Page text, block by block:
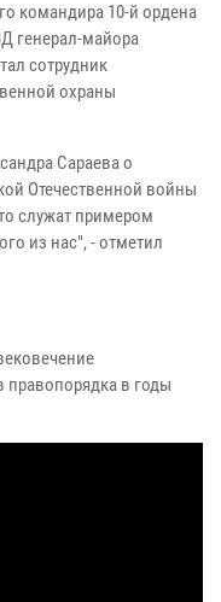
командира 10-й ордена
генерал-майора
сотрудник
охраны
Сараева о
Отечественной войны
служат примером
из нас", - отметил
правопорядка в годы